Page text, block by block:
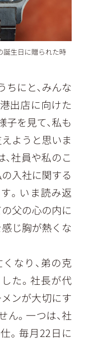
誕生日に贈られた時
にと、みんな
出店に向けた
を見て、私も
ようと思いま
、社員や私のこ
の入社に関する
。いま読み返
父の心の内に
感じ胸が熱くな
なり、弟の克
た。社長が代
メンが大切にす
ん。一つは、社
。毎月22日に